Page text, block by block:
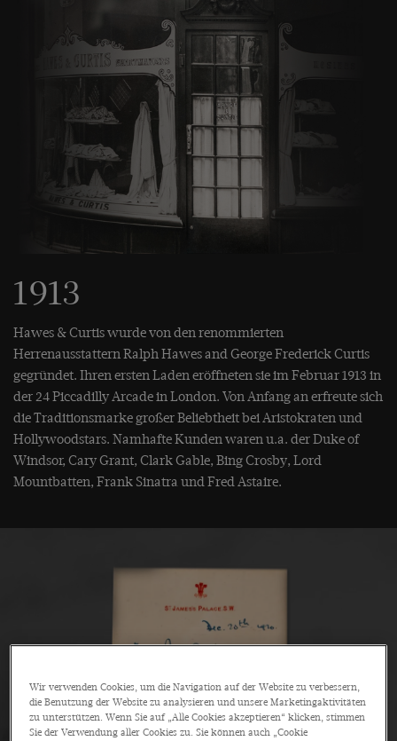
1913
Hawes & Curtis wurde von den renommierten
Herrenausstattern Ralph Hawes and George Frederick Curtis
gegründet. Ihren ersten Laden eröffneten sie im Februar 1913 in
der 24 Piccadilly Arcade in London. Von Anfang an erfreute sich
die Traditionsmarke großer Beliebtheit bei Aristokraten und
Hollywoodstars. Namhafte Kunden waren u.a. der Duke of
Windsor, Cary Grant, Clark Gable, Bing Crosby, Lord
Mountbatten, Frank Sinatra und Fred Astaire.
Wir verwenden Cookies, um die Navigation auf der Website zu verbessern,
die Benutzung der Website zu analysieren und unsere Marketingaktivitäten
zu unterstützen. Wenn Sie auf „Alle Cookies akzeptieren“ klicken, stimmen
Sie der Verwendung aller Cookies zu. Sie können auch „Cookie